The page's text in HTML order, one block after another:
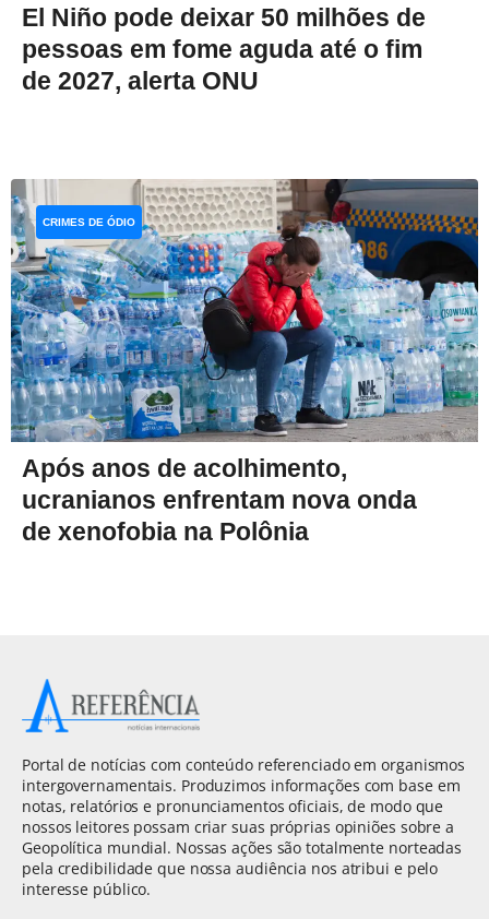
El Niño pode deixar 50 milhões de
pessoas em fome aguda até o fim
de 2027, alerta ONU
Após anos de acolhimento,
ucranianos enfrentam nova onda
de xenofobia na Polônia
CRIMES DE ÓDIO
Portal de notícias com conteúdo referenciado em organismos
intergovernamentais. Produzimos informações com base em
notas, relatórios e pronunciamentos oficiais, de modo que
nossos leitores possam criar suas próprias opiniões sobre a
Geopolítica mundial. Nossas ações são totalmente norteadas
pela credibilidade que nossa audiência nos atribui e pelo
interesse público.